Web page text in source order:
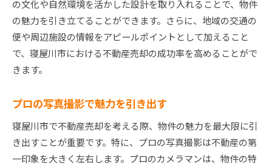
の文化や自然環境を活かした設計を取り入れることで、物件
の魅力を引き立てることができます。さらに、地域の交通の
便や周辺施設の情報をアピールポイントとして加えること
で、寝屋川市における不動産売却の成功率を高めることがで
きます。
プロの写真撮影で魅力を引き出す
寝屋川市で不動産売却を考える際、物件の魅力を最大限に引
き出すことが重要です。特に、プロの写真撮影は不動産の第
一印象を大きく左右します。プロのカメラマンは、物件の特